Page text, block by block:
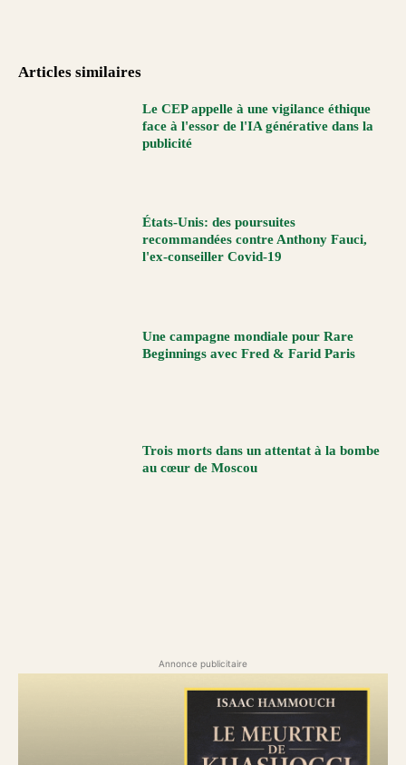
Articles similaires
Le CEP appelle à une vigilance éthique
face à l'essor de l'IA générative dans la
publicité
États-Unis: des poursuites
recommandées contre Anthony Fauci,
l'ex-conseiller Covid-19
Une campagne mondiale pour Rare
Beginnings avec Fred & Farid Paris
Trois morts dans un attentat à la bombe
au cœur de Moscou
Annonce publicitaire